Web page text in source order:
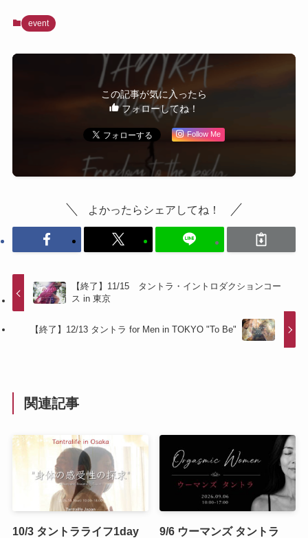
event
この記事が気に入ったら
フォローしてね！
Follow Me
よかったらシェアしてね！
【終了】11/15 タントラ・イントロダクションコー
ス in 東京
【終了】12/13 タントラ for Men in TOKYO "To Be"
関連記事
10/3 タントラライフ1day
9/6 ウーマンズ タントラ